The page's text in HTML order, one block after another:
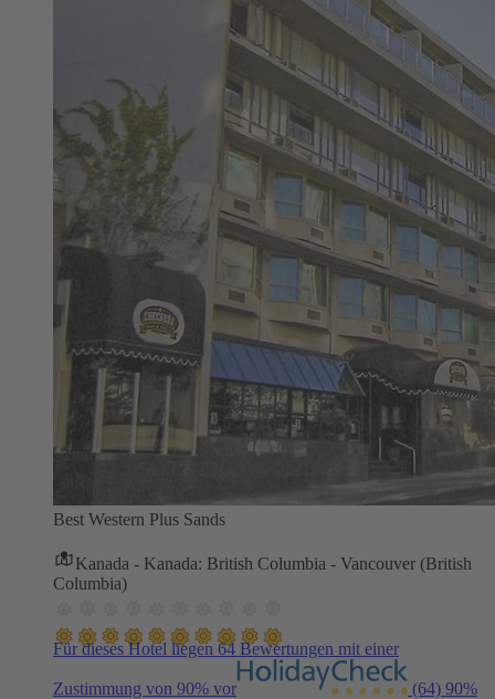
Best Western Plus Sands
Kanada - Kanada: British Columbia - Vancouver (British
Columbia)
Für dieses Hotel liegen 64 Bewertungen mit einer
Zustimmung von 90% vor (64) 90%